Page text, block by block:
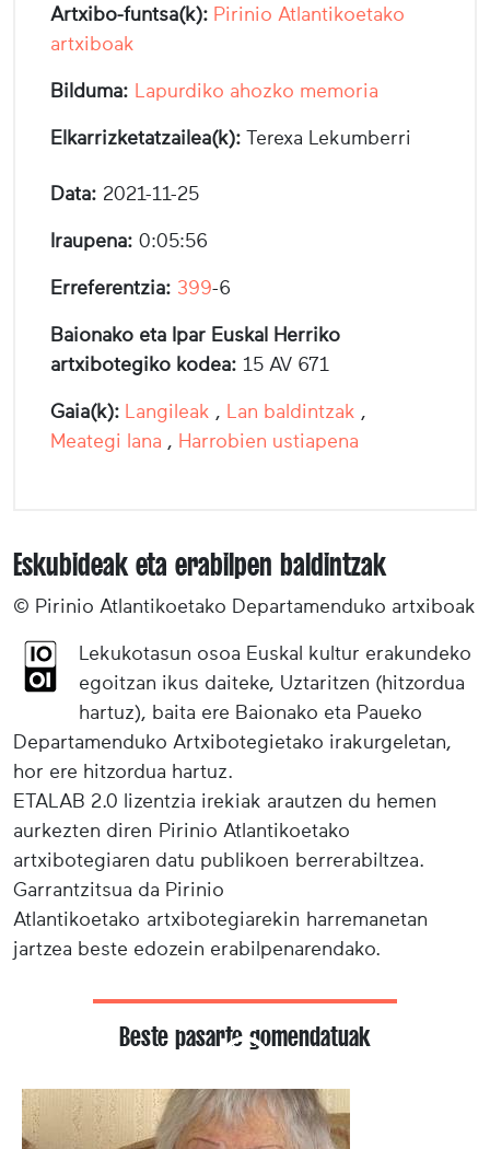
Artxibo-funtsa(k): Pirinio Atlantikoetako
artxiboak
Bilduma: Lapurdiko ahozko memoria
Elkarrizketatzailea(k): Terexa Lekumberri
Data: 2021-11-25
Iraupena: 0:05:56
Erreferentzia: 399-6
Baionako eta Ipar Euskal Herriko
artxibotegiko kodea: 15 AV 671
Gaia(k): Langileak , Lan baldintzak ,
Meategi lana , Harrobien ustiapena
Eskubideak eta erabilpen baldintzak
© Pirinio Atlantikoetako Departamenduko artxiboak
Lekukotasun osoa Euskal kultur erakundeko
egoitzan ikus daiteke, Uztaritzen (hitzordua
hartuz), baita ere Baionako eta Paueko
Departamenduko Artxibotegietako irakurgeletan,
hor ere hitzordua hartuz.
ETALAB 2.0 lizentzia irekiak arautzen du hemen
aurkezten diren Pirinio Atlantikoetako
artxibotegiaren datu publikoen berrerabiltzea.
Garrantzitsua da Pirinio
Atlantikoetako artxibotegiarekin harremanetan
jartzea beste edozein erabilpenarendako.
Beste pasarte gomendatuak